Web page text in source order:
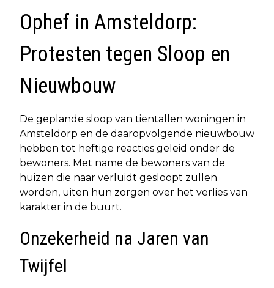
Ophef in Amsteldorp:
Protesten tegen Sloop en
Nieuwbouw
De geplande sloop van tientallen woningen in
Amsteldorp en de daaropvolgende nieuwbouw
hebben tot heftige reacties geleid onder de
bewoners. Met name de bewoners van de
huizen die naar verluidt gesloopt zullen
worden, uiten hun zorgen over het verlies van
karakter in de buurt.
Onzekerheid na Jaren van
Twijfel